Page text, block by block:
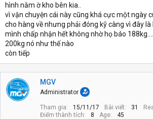
hình nằm ờ kho bên kia..
vì vận chuyện cái này cũng khá cực một ngày
cho hàng về nhưng phải đóng kỹ càng vì đây là
mình chấp nhận hết không nhờ họ báo
200kg nó như thế nào
còn tiếp
MGV
Administrator
Tham gia 15/11/17 Bài viết 31
Điểm thành tích
8 Age 45